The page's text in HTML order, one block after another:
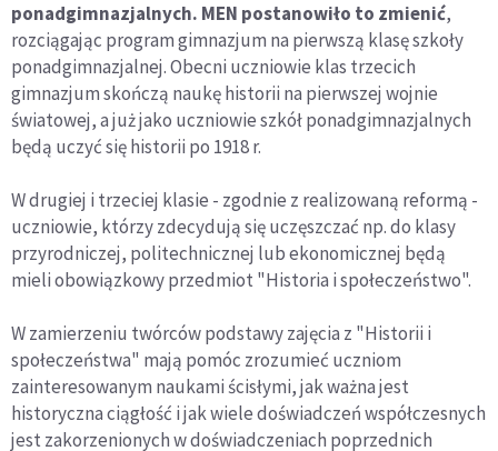
ponadgimnazjalnych. MEN postanowiło to zmienić,
rozciągając program gimnazjum na pierwszą klasę szkoły
ponadgimnazjalnej. Obecni uczniowie klas trzecich
gimnazjum skończą naukę historii na pierwszej wojnie
światowej, a już jako uczniowie szkół ponadgimnazjalnych
będą uczyć się historii po 1918 r.
W drugiej i trzeciej klasie - zgodnie z realizowaną reformą -
uczniowie, którzy zdecydują się uczęszczać np. do klasy
przyrodniczej, politechnicznej lub ekonomicznej będą
mieli obowiązkowy przedmiot "Historia i społeczeństwo".
W zamierzeniu twórców podstawy zajęcia z "Historii i
społeczeństwa" mają pomóc zrozumieć uczniom
zainteresowanym naukami ścisłymi, jak ważna jest
historyczna ciągłość i jak wiele doświadczeń współczesnych
jest zakorzenionych w doświadczeniach poprzednich